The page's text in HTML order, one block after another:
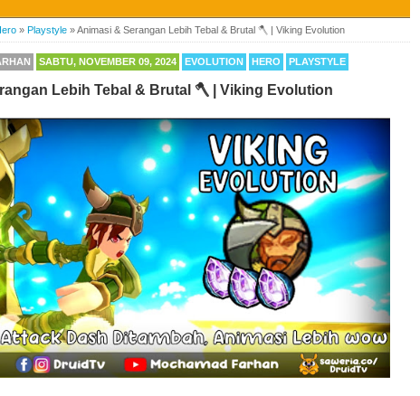
» Playstyle »Animasi & Serangan Lebih Tebal & Brutal 🪓 | Viking Evolution
SABTU, NOVEMBER 09, 2024 EVOLUTION HERO PLAYSTYLE
Lebih Tebal & Brutal 🪓 | Viking Evolution